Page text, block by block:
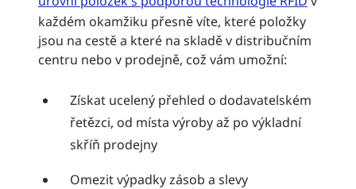
každém okamžiku přesně víte, které položky
jsou na cestě a které na skladě v distribučním
centru nebo v prodejně, což vám umožní:
Získat ucelený přehled o dodavatelském
řetězci, od místa výroby až po výkladní
skříň prodejny
Omezit výpadky zásob a slevy